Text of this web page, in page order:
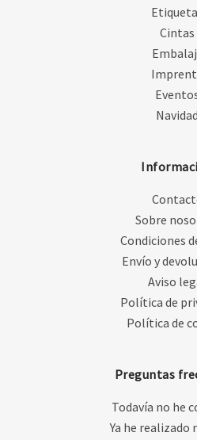
Cintas
Navidad
Sobre
Condiciones
Envío y
Aviso
Política de
Política de
Preguntas
Todavía no he
Ya he realizado